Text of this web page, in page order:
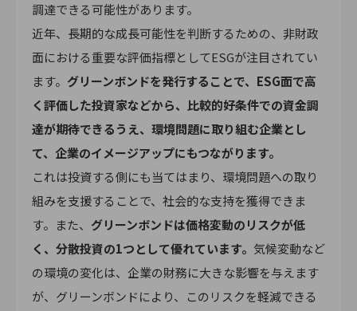
調達できる可能性があります。
近年、長期的な成長可能性を判断するための、非財政
面における重要な評価指標としてESGが注目されてい
ます。 グリーンボンドを発行することで、ESG面で高
く評価した投資家などから、比較的好条件での資金調
達が期待できるうえ、環境問題に取り組む企業とし
て、企業のイメージアップにもつながります。
これは投資する側にも当てはまり、環境問題への取り
組みを支援することで、社会的な支持を獲得できま
す。また、 グリーンボンドは価格変動のリスクが低
く、分散投資の1つとして優れています。 気候変動など
の環境の変化は、企業の財務に大きな影響を与えます
が、グリーンボンドにより、このリスクを軽減できる